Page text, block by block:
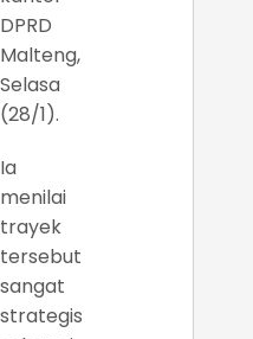
DPRD
Malteng,
Selasa
(28/1).
Ia
menilai
trayek
tersebut
sangat
strategis